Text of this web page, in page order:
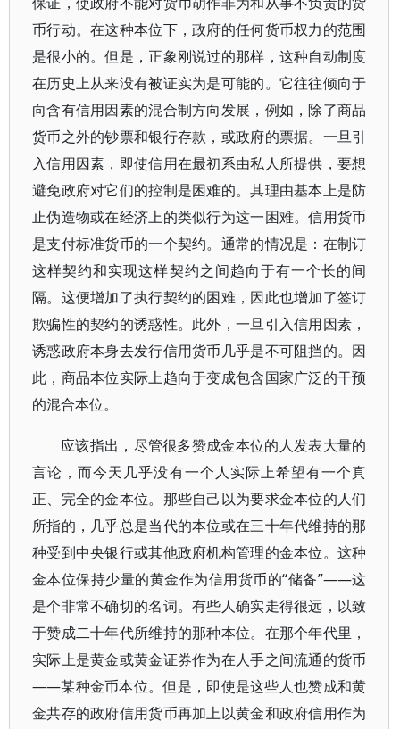
币行动。在这种本位下，政府的任何货币权力的范围
是很小的。但是，正象刚说过的那样，这种自动制度
在历史上从来没有被证实为是可能的。它往往倾向于
向含有信用因素的混合制方向发展，例如，除了商品
货币之外的钞票和银行存款，或政府的票据。一旦引
入信用因素，即使信用在最初系由私人所提供，要想
避免政府对它们的控制是困难的。其理由基本上是防
止伪造物或在经济上的类似行为这一困难。信用货币
是支付标准货币的一个契约。通常的情况是：在制订
这样契约和实现这样契约之间趋向于有一个长的间
隔。这便增加了执行契约的困难，因此也增加了签订
欺骗性的契约的诱惑性。此外，一旦引入信用因素，
诱惑政府本身去发行信用货币几乎是不可阻挡的。因
此，商品本位实际上趋向于变成包含国家广泛的干预
的混合本位。
应该指出，尽管很多赞成金本位的人发表大量的
言论，而今天几乎没有一个人实际上希望有一个真
正、完全的金本位。那些自己以为要求金本位的人们
所指的，几乎总是当代的本位或在三十年代维持的那
种受到中央银行或其他政府机构管理的金本位。这种
金本位保持少量的黄金作为信用货币的“储备”——这
是个非常不确切的名词。有些人确实走得很远，以致
于赞成二十年代所维持的那种本位。在那个年代里，
实际上是黄金或黄金证券作为在人手之间流通的货币
——某种金币本位。但是，即使是这些人也赞成和黄
金共存的政府信用货币再加上以黄金和政府信用作为